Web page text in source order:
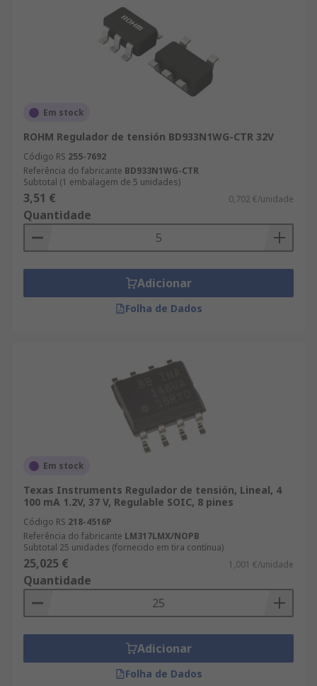
Em stock
ROHM Regulador de tensión BD933N1WG-CTR 32V
Código RS 255-7692
Referência do fabricante BD933N1WG-CTR
Subtotal (1 embalagem de 5 unidades)
3,51 € 0,702 €/unidade
Quantidade
Adicionar
Folha de Dados
Em stock
Texas Instruments Regulador de tensión, Lineal, 4
100 mA 1.2V, 37 V, Regulable SOIC, 8 pines
Código RS 218-4516P
Referência do fabricante LM317LMX/NOPB
Subtotal 25 unidades (fornecido em tira contínua)
25,025 € 1,001 €/unidade
Quantidade
Adicionar
Folha de Dados